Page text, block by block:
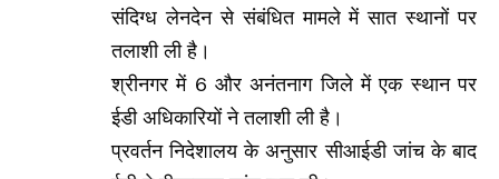
संदिग्ध लेनदेन से संबंधित मामले में सात स्थानों पर
तलाशी ली है।
श्रीनगर में 6 और अनंतनाग जिले में एक स्थान पर
ईडी अधिकारियों ने तलाशी ली है।
प्रवर्तन निदेशालय के अनुसार सीआईडी जांच के बाद